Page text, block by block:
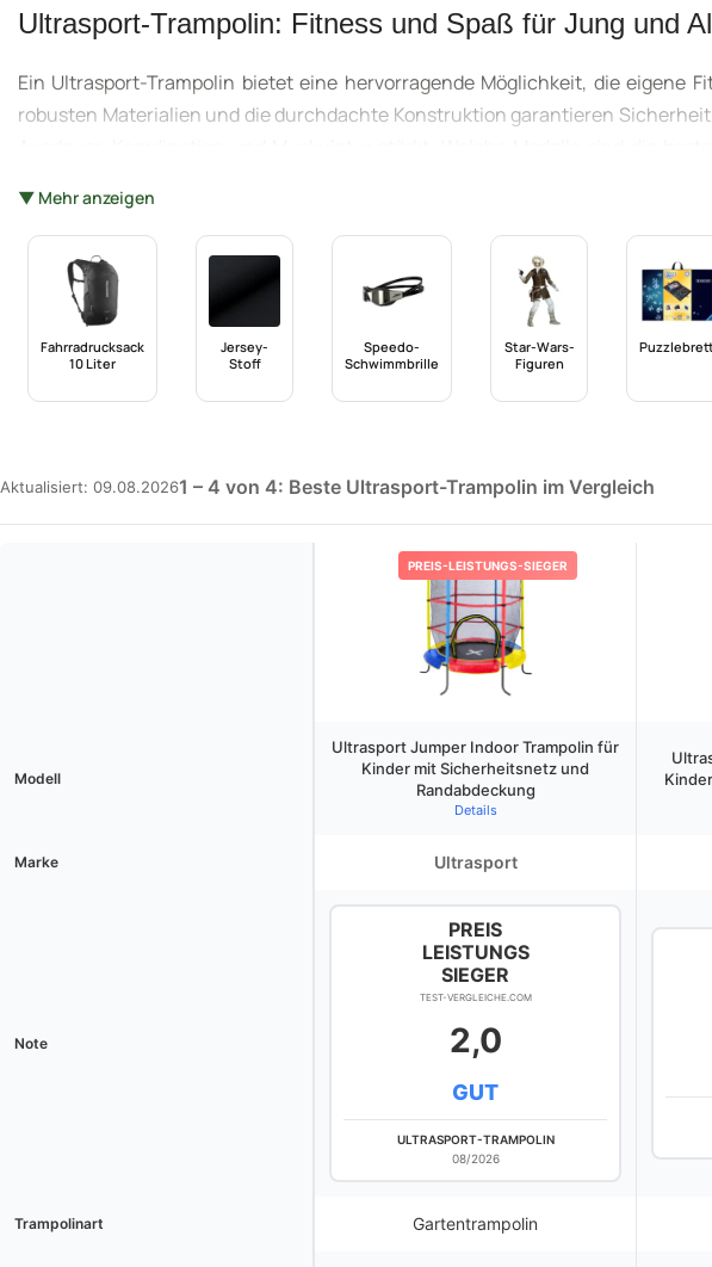
Ultrasport-Trampolin: Fitness und Spaß für Jung und
Ein Ultrasport-Trampolin bietet eine hervorragende Möglichkeit, die eigene
robusten Materialien und die durchdachte Konstruktion garantieren
**Ultrasport-Trampolin für Erwachsene** beleuchtet. Leser erfahren
unterscheiden und welche Modelle besonders empfehlenswert sind.
▼ Mehr anzeigen
Fahrradrucksack
10 Liter
Jersey-
Stoff
Speedo-
Schwimmbrille
Star-Wars-
Figuren
Aktualisiert: 09.08.20261 – 4 von 4: Beste Ultrasport-Trampolin im Vergleich
PREIS-LEISTUNGS-SIEGER
Modell
Ultrasport Jumper Indoor Trampolin für
Kinder mit Sicherheitsnetz und
Randabdeckung
Details
Marke Ultrasport
Note
PREIS
LEISTUNGS
SIEGER
TEST-VERGLEICHE.COM
2,0
GUT
ULTRASPORT-TRAMPOLIN
08/2026
Trampolinart Gartentrampolin